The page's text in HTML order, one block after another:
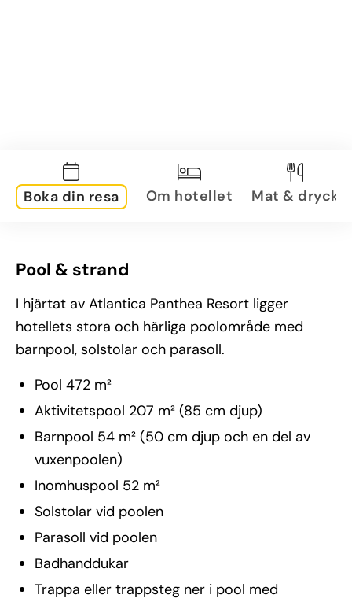
Boka din resa Om hotellet Mat & dryck
Pool & strand
I hjärtat av Atlantica Panthea Resort ligger
hotellets stora och härliga poolområde med
barnpool, solstolar och parasoll.
Pool 472 m²
Aktivitetspool 207 m² (85 cm djup)
Barnpool 54 m² (50 cm djup och en del av
vuxenpoolen)
Inomhuspool 52 m²
Solstolar vid poolen
Parasoll vid poolen
Badhanddukar
Trappa eller trappsteg ner i pool med